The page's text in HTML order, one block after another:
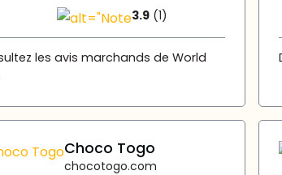
3.9 (1)
les avis marchands de World
Choco Togo
chocotogo.com